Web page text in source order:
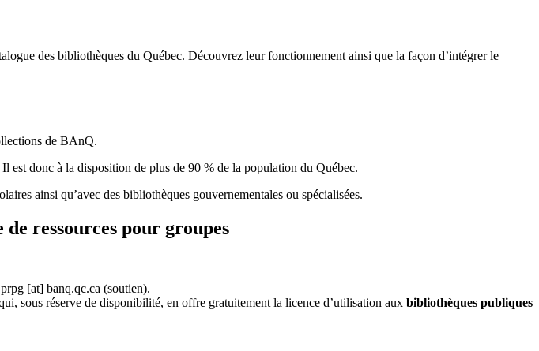
des bibliothèques du Québec. Découvrez leur fonctionnement ainsi que la façon d’intégrer le
de BAnQ.
est donc à la disposition de plus de 90 % de la population du Québec.
ainsi qu’avec des bibliothèques gouvernementales ou spécialisées.
ressources pour groupes
prpg [at] banq.qc.ca (soutien).
sous réserve de disponibilité, en offre gratuitement la licence d’utilisation aux bibliothèques publiques